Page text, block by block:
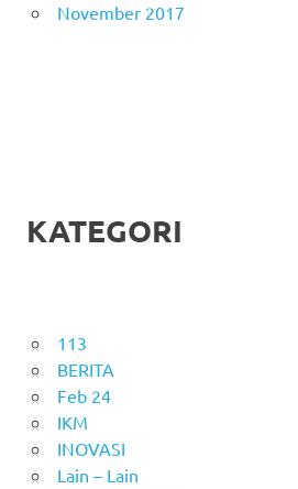
November 2017
KATEGORI
113
BERITA
Feb 24
IKM
INOVASI
Lain – Lain